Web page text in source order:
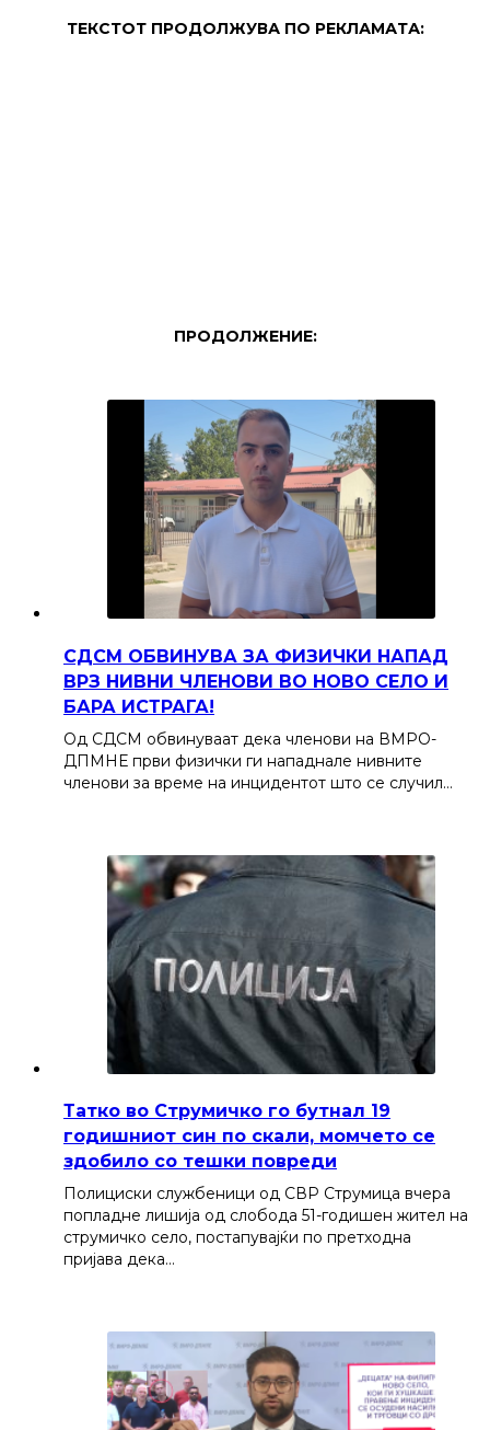
ТЕКСТОТ ПРОДОЛЖУВА ПО РЕКЛАМАТА:
ПРОДОЛЖЕНИЕ:
СДСМ ОБВИНУВА ЗА ФИЗИЧКИ НАПАД
ВРЗ НИВНИ ЧЛЕНОВИ ВО НОВО СЕЛО И
БАРА ИСТРАГА!
Од СДСМ обвинуваат дека членови на ВМРО-
ДПМНЕ први физички ги нападнале нивните
членови за време на инцидентот што се случил…
Татко во Струмичко го бутнал 19
годишниот син по скали, момчето се
здобило со тешки повреди
Полициски службеници од СВР Струмица вчера
попладне лишија од слобода 51-годишен жител на
струмичко село, постапувајќи по претходна
пријава дека…